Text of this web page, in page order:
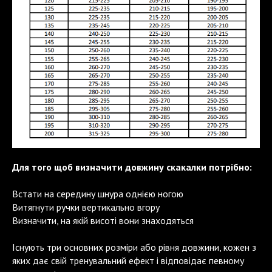
Для того щоб визначити довжину скакалки потрібно:
Встати на середину шнура однією ногою
Витягнути ручки вертикально вгору
Визначити, на якій висоті вони знаходяться
Існують три основних розміри або рівня довжини, кожен з
яких дає свій тренувальний ефект і відповідає певному